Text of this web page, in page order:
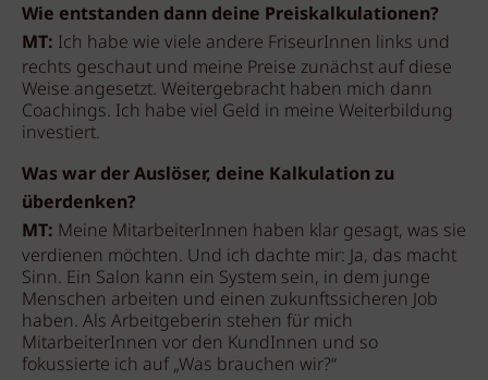
Wie entstanden dann deine Preiskalkulationen?
MT: Ich habe wie viele andere FriseurInnen links und
rechts geschaut und meine Preise zunächst auf diese
Weise angesetzt. Weitergebracht haben mich dann
Coachings. Ich habe viel Geld in meine Weiterbildung
investiert.
Was war der Auslöser, deine Kalkulation zu
überdenken?
MT: Meine MitarbeiterInnen haben klar gesagt, was sie
verdienen möchten. Und ich dachte mir: Ja, das macht
Sinn. Ein Salon kann ein System sein, in dem junge
Menschen arbeiten und einen zukunftssicheren Job
haben. Als Arbeitgeberin stehen für mich
MitarbeiterInnen vor den KundInnen und so
fokussierte ich auf „Was brauchen wir?“